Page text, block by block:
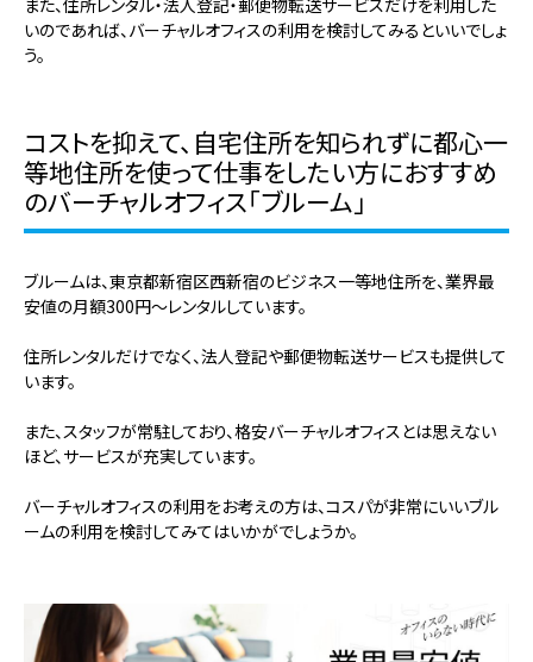
いのであれば、バーチャルオフィスの利用を検討してみるといいでしょ
う。
コストを抑えて、自宅住所を知られずに都心一
等地住所を使って仕事をしたい方におすすめ
のバーチャルオフィス「ブルーム」
ブルームは、東京都新宿区西新宿のビジネス一等地住所を、業界最
安値の月額300円～レンタルしています。
住所レンタルだけでなく、法人登記や郵便物転送サービスも提供して
います。
また、スタッフが常駐しており、格安バーチャルオフィスとは思えない
ほど、サービスが充実しています。
バーチャルオフィスの利用をお考えの方は、コスパが非常にいいブル
ームの利用を検討してみてはいかがでしょうか。